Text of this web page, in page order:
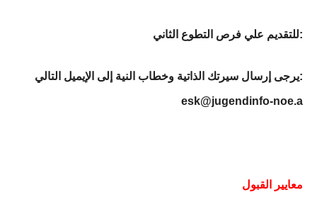
للتقديم علي فرص التطوع الثاني:
يرجى إرسال سيرتك الذاتية وخطاب النية إلى الإيميل التالي:
esk@jugendinfo-noe.a
معايير القبول